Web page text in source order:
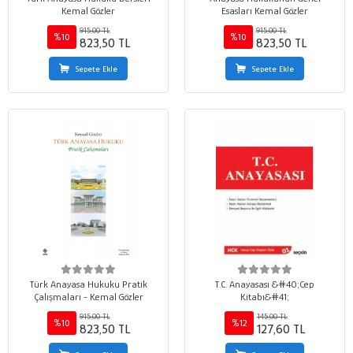
Kemal Gözler
%10
915,00 TL
823,50 TL
Sepete Ekle
Esasları Kemal Gözler
%10
915,00 TL
823,50 TL
Sepete Ekle
Türk Anayasa Hukuku Pratik
Çalışmaları - Kemal Gözler
%10
915,00 TL
823,50 TL
T.C. Anayasası &#40;Cep
Kitabı&#41;
%12
145,00 TL
127,60 TL